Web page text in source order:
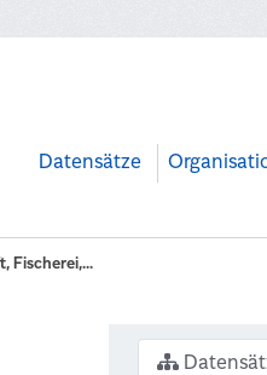
Datensätze
Fischerei,...